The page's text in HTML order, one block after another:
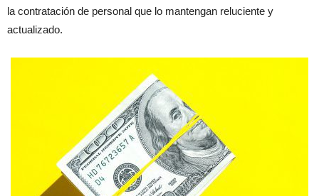
la contratación de personal que lo mantengan reluciente y
actualizado.